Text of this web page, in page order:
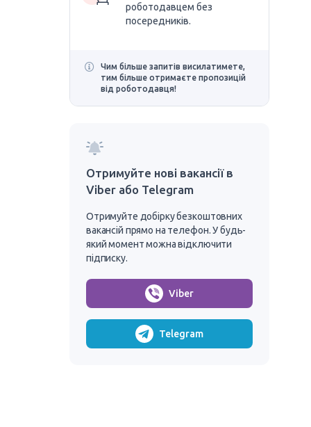
роботодавцем без
посередників.
Чим більше запитів висилатимете,
тим більше отримаєте пропозицій
від роботодавця!
Отримуйте нові вакансії в
Viber або Telegram
Отримуйте добірку безкоштовних
вакансій прямо на телефон. У будь-
який момент можна відключити
підписку.
Viber
Telegram